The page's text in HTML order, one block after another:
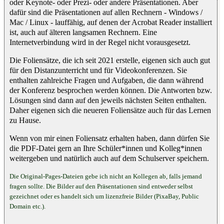
oder Keynote- oder Prezi- oder andere Präsentationen. Aber
dafür sind die Präsentationen auf allen Rechnern - Windows /
Mac / Linux - lauffähig, auf denen der Acrobat Reader installiert
ist, auch auf älteren langsamen Rechnern. Eine
Internetverbindung wird in der Regel nicht vorausgesetzt.
Die Foliensätze, die ich seit 2021 erstelle, eigenen sich auch gut
für den Distanzunterricht und für Videokonferenzen. Sie
enthalten zahlreiche Fragen und Aufgaben, die dann während
der Konferenz besprochen werden können. Die Antworten bzw.
Lösungen sind dann auf den jeweils nächsten Seiten enthalten.
Daher eigenen sich die neueren Foliensätze auch für das Lernen
zu Hause.
Wenn von mir einen Foliensatz erhalten haben, dann dürfen Sie
die PDF-Datei gern an Ihre Schüler*innen und Kolleg*innen
weitergeben und natürlich auch auf dem Schulserver speichern.
Die Original-Pages-Dateien gebe ich nicht an Kollegen ab, falls jemand
fragen sollte. Die Bilder auf den Präsentationen sind entweder selbst
gezeichnet oder es handelt sich um lizenzfreie Bilder (PixaBay, Public
Domain etc.).